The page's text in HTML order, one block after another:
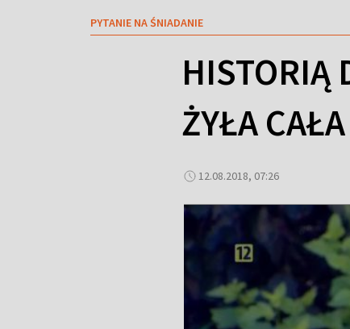
PYTANIE NA ŚNIADANIE
HISTORIĄ
ŻYŁA
12.08.2018, 07:26